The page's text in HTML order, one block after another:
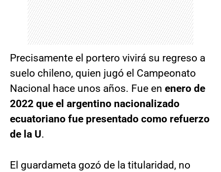
Precisamente el portero vivirá su regreso a
suelo chileno, quien jugó el Campeonato
Nacional hace unos años. Fue en enero de
2022 que el argentino nacionalizado
ecuatoriano fue presentado como refuerzo
de la U.
El guardameta gozó de la titularidad, no